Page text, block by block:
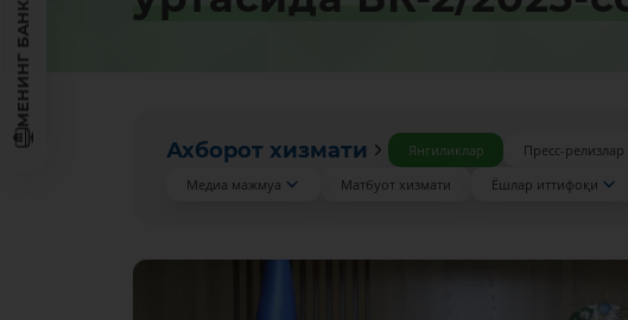
МЕНИНГ БАНКИМ
Ахборот хизмати Янгиликлар Пресс-релизлар
Медиа мажмуа
Матбуот хизмати Ёшлар иттифоқи